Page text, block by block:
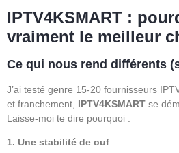
IPTV4KSMART :
vraiment le meilleur
Ce qui nous rend différents
J’ai testé genre 15-20 fournisseurs
et franchement, IPTV4KSMART se
Laisse-moi te dire pourquoi :
1. Une stabilité de ouf